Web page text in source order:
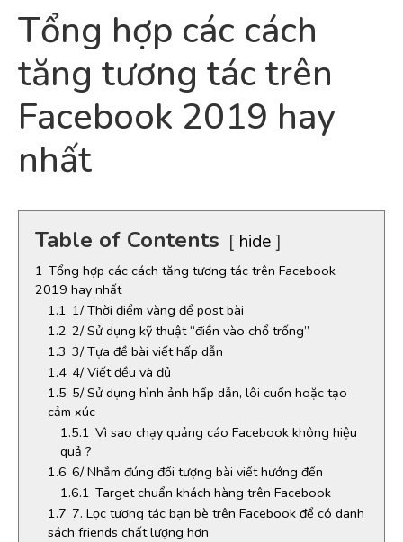
Tổng hợp các cách
tăng tương tác trên
Facebook 2019 hay
nhất
Table of Contents hide
1 Tổng hợp các cách tăng tương tác trên Facebook
2019 hay nhất
1.1 1/ Thời điểm vàng để post bài
1.2 2/ Sử dụng kỹ thuật “điền vào chổ trống”
1.3 3/ Tựa đề bài viết hấp dẫn
1.4 4/ Viết đều và đủ
1.5 5/ Sử dụng hình ảnh hấp dẫn, lôi cuốn hoặc tạo
cảm xúc
1.5.1 Vì sao chạy quảng cáo Facebook không hiệu
quả ?
1.6 6/ Nhắm đúng đối tượng bài viết hướng đến
1.6.1 Target chuẩn khách hàng trên Facebook
1.7 7. Lọc tương tác bạn bè trên Facebook để có danh
sách friends chất lượng hơn